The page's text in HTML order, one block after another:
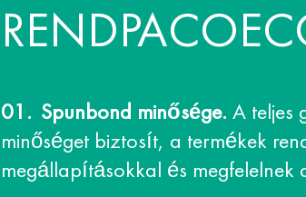
Spunbond minősége.A teljes
minőséget biztosít, a termékek
megállapításokkal és